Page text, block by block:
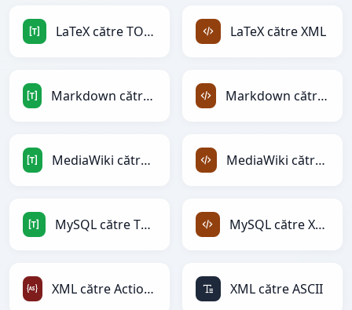
LaTeX către TOML LaTeX către XML
Markdown către TOML Markdown către XML
MediaWiki către TOML MediaWiki către XML
MySQL către TOML MySQL către XML
XML către ActionScript XML către ASCII